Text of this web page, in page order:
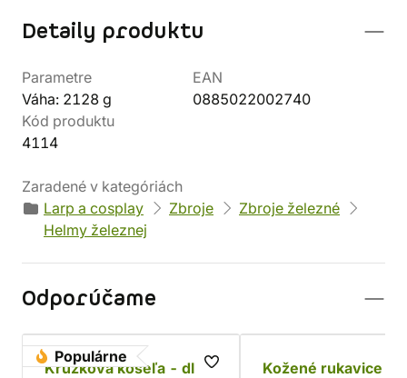
Detaily produktu
Parametre
Váha: 2128 g
EAN
0885022002740
Kód produktu
4114
Zaradené v kategóriách
Larp a cosplay
Zbroje
Zbroje železné
Helmy železnej
Odporúčame
Populárne
Krúžková košeľa - dlhý
Kožené rukavice